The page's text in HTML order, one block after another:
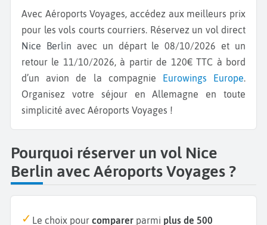
Avec Aéroports Voyages, accédez aux meilleurs prix
pour les vols courts courriers. Réservez un vol direct
Nice Berlin avec un départ le 08/10/2026 et un
retour le 11/10/2026, à partir de 120€ TTC à bord
d’un avion de la compagnie
Eurowings Europe.
Organisez votre séjour en Allemagne en toute
simplicité avec Aéroports Voyages !
Pourquoi réserver un vol Nice
Berlin avec Aéroports Voyages ?
Le choix pour comparer parmi plus de 500